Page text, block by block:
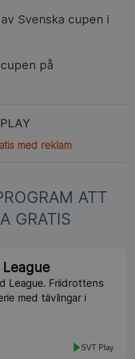
Svenska cupen i
på
med reklam
ATT
GRATIS
League. Friidrottens
med tävlingar i
SVT Play